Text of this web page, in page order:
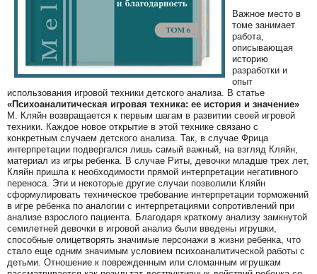
Важное место в
томе занимает
работа,
описывающая
историю
разработки и
опыт
использования игровой техники детского анализа. В статье
«Психоаналитическая игровая техника: ее история и значение»
М. Кляйн возвращается к первым шагам в развитии своей игровой
техники. Каждое новое открытие в этой технике связано с
конкретным случаем детского анализа. Так, в случае Фрица
интерпретации подвергался лишь самый важный, на взгляд Кляйн,
материал из игры ребенка. В случае Риты, девочки младше трех лет,
Кляйн пришла к необходимости прямой интерпретации негативного
переноса. Эти и некоторые другие случаи позволили Кляйн
сформулировать техническое требование интерпретации торможений
в игре ребенка по аналогии с интерпретациями сопротивлений при
анализе взрослого пациента. Благодаря краткому анализу замкнутой
семилетней девочки в игровой анализ были введены игрушки,
способные олицетворять значимые персонажи в жизни ребенка, что
стало еще одним значимым условием психоаналитической работы с
детьми. Отношение к поврежденным или сломанным игрушкам